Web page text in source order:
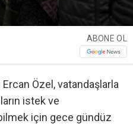
ABONE OL
Özel, vatandaşlarla
istek ve
için gece gündüz